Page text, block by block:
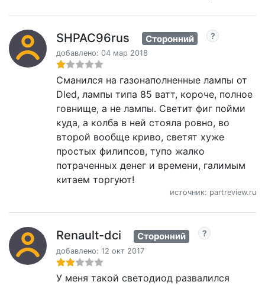
SHPAC96rus Сторонний
добавлено: 04 мар 2018
Сманился на газонаполненные лампы от
Dled, лампы типа 85 ватт, короче, полное
говнище, а не лампы. Светит фиг пойми
куда, а колба в ней стояла ровно, во
второй вообще криво, светят хуже
простых филипсов, тупо жалко
потраченных денег и времени, галимым
китаем торгуют!
источник: partreview.ru
Renault-dci Сторонний
добавлено: 12 окт 2017
У меня такой светодиод развалился